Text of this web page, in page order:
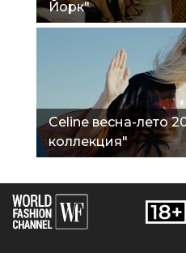
Йорк"
Сeline весна-лето
коллекция"